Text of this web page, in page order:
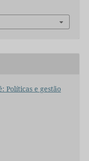
Políticas e gestão